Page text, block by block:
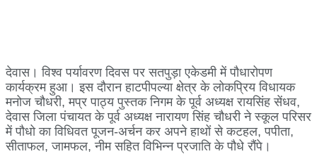
देवास। विश्व पर्यावरण दिवस पर सतपुड़ा एकेडमी में पौधारोपण
कार्यक्रम हुआ। इस दौरान हाटपीपल्या क्षेत्र के लोकप्रिय विधायक
मनोज चौधरी, मप्र पाठ्य पुस्तक निगम के पूर्व अध्यक्ष रायसिंह सेंधव,
देवास जिला पंचायत के पूर्व अध्यक्ष नारायण सिंह चौधरी ने स्कूल परिसर
में पौधो का विधिवत पूजन-अर्चन कर अपने हाथों से कटहल, पपीता,
सीताफल, जामफल, नीम सहित विभिन्न प्रजाति के पौधे रौंपे।